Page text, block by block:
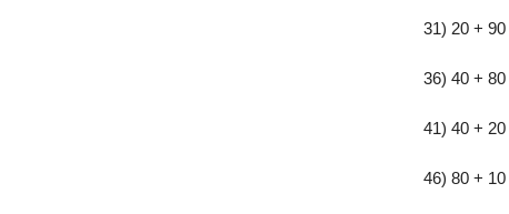
31) 20 + 90
36) 40 + 80
41) 40 + 20
46) 80 + 10